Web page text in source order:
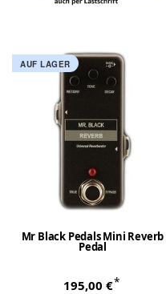
AUF LAGER
Mr Black Pedals Mini Reverb
Pedal
195,00 €*